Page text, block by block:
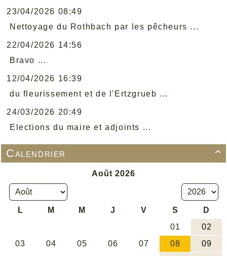
23/04/2026 08:49
Nettoyage du Rothbach par les pêcheurs ...
22/04/2026 14:56
Bravo ...
12/04/2026 16:39
du fleurissement et de l'Ertzgrueb ...
24/03/2026 20:49
Elections du maire et adjoints ...

Calendrier